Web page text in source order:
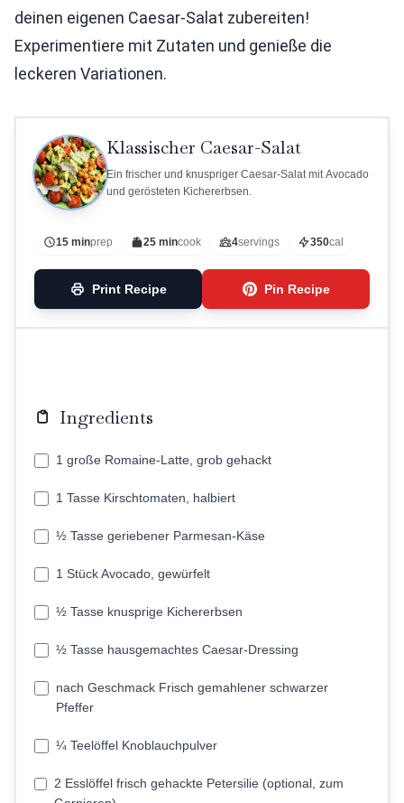
deinen eigenen Caesar-Salat zubereiten!
Experimentiere mit Zutaten und genieße die
leckeren Variationen.
Klassischer Caesar-Salat
Ein frischer und knuspriger Caesar-Salat mit Avocado
und gerösteten Kichererbsen.
15 minprep 25 mincook 4servings 350cal
Print Recipe Pin Recipe
Ingredients
1 große Romaine-Latte, grob gehackt
1 Tasse Kirschtomaten, halbiert
½ Tasse geriebener Parmesan-Käse
1 Stück Avocado, gewürfelt
½ Tasse knusprige Kichererbsen
½ Tasse hausgemachtes Caesar-Dressing
nach Geschmack Frisch gemahlener schwarzer
Pfeffer
¼ Teelöffel Knoblauchpulver
2 Esslöffel frisch gehackte Petersilie (optional, zum